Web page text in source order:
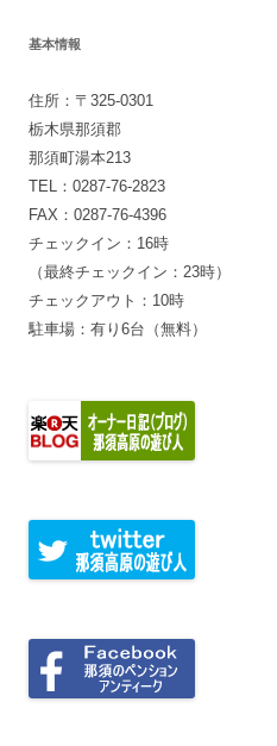
基本情報
住所：〒325-0301
栃木県那須郡
那須町湯本213
TEL：0287-76-2823
FAX：0287-76-4396
チェックイン：16時
（最終チェックイン：23時）
チェックアウト：10時
駐車場：有り6台（無料）